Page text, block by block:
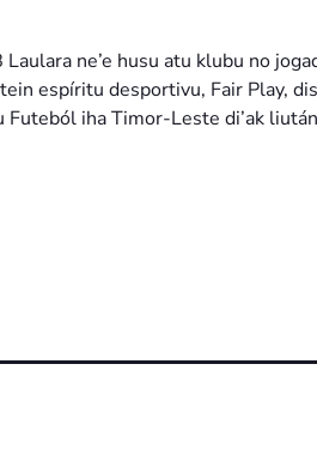
ne’e husu atu klubu no
espíritu desportivu, Fair Play,
iha Timor-Leste di’ak